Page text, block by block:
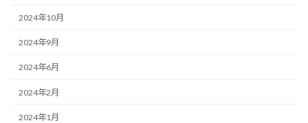
2024年10月
2024年9月
2024年6月
2024年2月
2024年1月